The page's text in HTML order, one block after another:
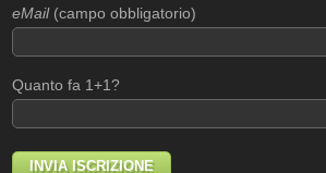
eMail(campo obbligatorio)
Quanto fa 1+1?